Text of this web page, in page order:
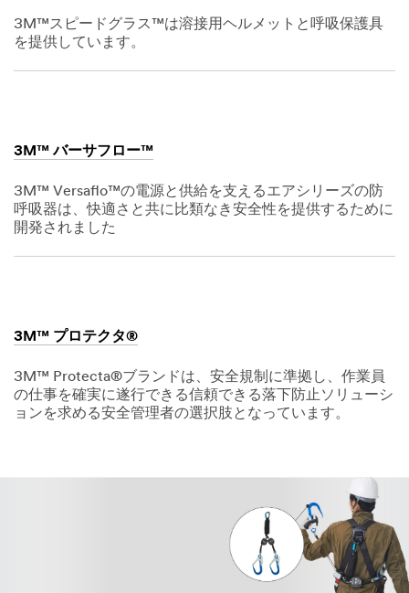
3M™スピードグラス™は溶接用ヘルメットと呼吸保護具
を提供しています。
1,
3M™ バーサフロー™
3M™ Versaflo™の電源と供給を支えるエアシリーズの防
呼吸器は、快適さと共に比類なき安全性を提供するために
開発されました
1,
3M™ プロテクタ®
3M™ Protecta®ブランドは、安全規制に準拠し、作業員
の仕事を確実に遂行できる信頼できる落下防止ソリューシ
ョンを求める安全管理者の選択肢となっています。